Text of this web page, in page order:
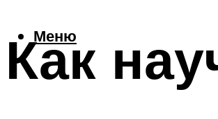
Меню
Как